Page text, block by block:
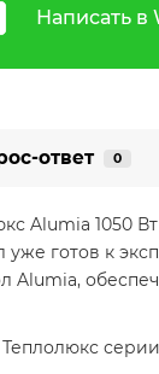
Написать в
ответ 0
Alumia 1050
уже готов к
Alumia,